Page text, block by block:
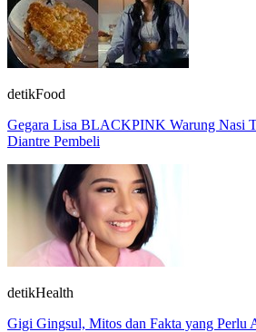
detikFood
Gegara Lisa BLACKPINK Warung Nasi
Diantre Pembeli
detikHealth
Gigi Gingsul, Mitos dan Fakta yang Perlu